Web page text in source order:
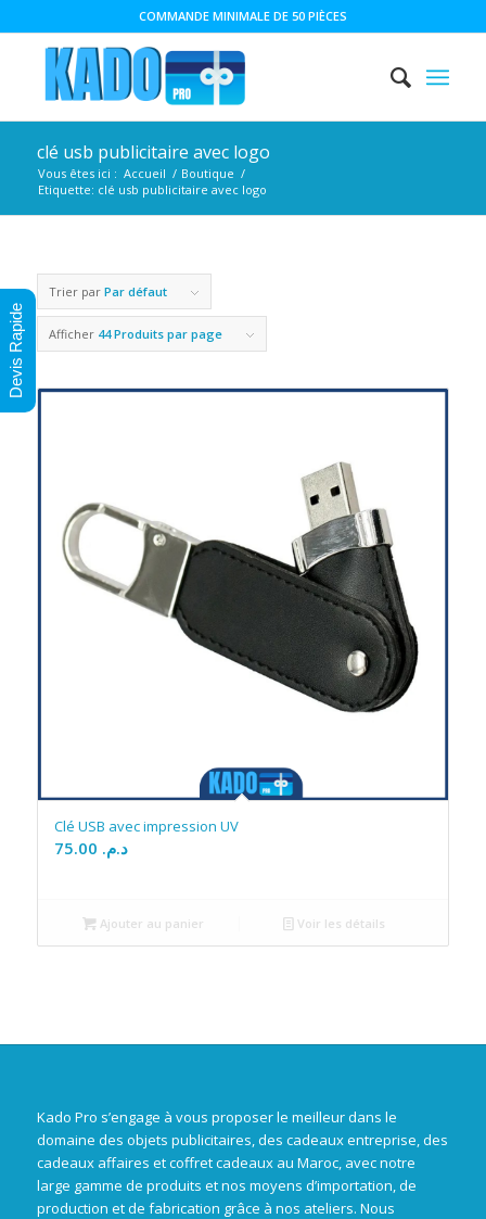
COMMANDE MINIMALE DE 50 PIÈCES
clé usb publicitaire avec logo
Vous êtes ici : Accueil / Boutique /
Etiquette: clé usb publicitaire avec logo
Trier par Par défaut
Afficher 44 Produits par page
Clé USB avec impression UV
د.م.
Ajouter au panier Voir les détails
Kado Pro s’engage à vous proposer le meilleur dans le
domaine des objets publicitaires, des cadeaux entreprise, des
cadeaux affaires et coffret cadeaux au Maroc, avec notre
large gamme de produits et nos moyens d’importation, de
production et de fabrication grâce à nos ateliers. Nous
Devis Rapide